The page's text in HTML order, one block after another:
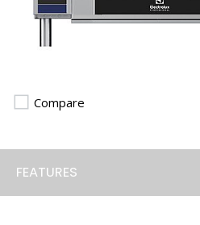
Compare
FEATURES